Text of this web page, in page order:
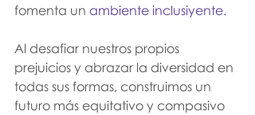
fomenta un ambiente inclusiyente.
Al desafiar nuestros propios
prejuicios y abrazar la diversidad en
todas sus formas, construimos un
futuro más equitativo y compasivo